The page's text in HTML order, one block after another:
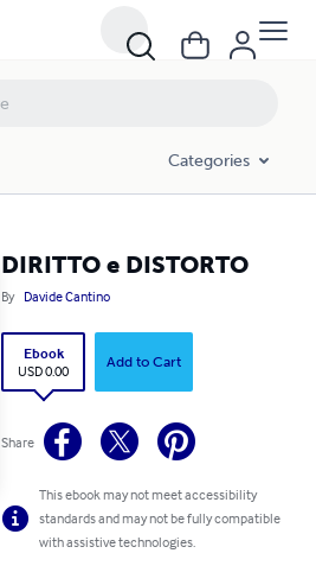
Categories
DIRITTO e DISTORTO
By Davide Cantino
Ebook
USD 0.00
Add to Cart
Share
This ebook may not meet accessibility
standards and may not be fully compatible
with assistive technologies.